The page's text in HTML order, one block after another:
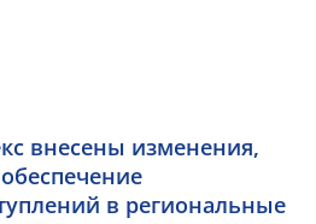
внесены изменения,
в региональные